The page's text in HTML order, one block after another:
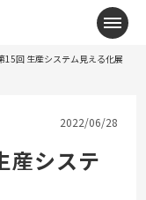
メニ
15回 生産システム見える化展
2022/06/28
産システ